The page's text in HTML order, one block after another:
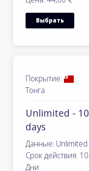
Выбрать
Покрытие:
Тонга
Unlimited - 10
days
Данные: Unlimited
Срок действия: 10
Дни